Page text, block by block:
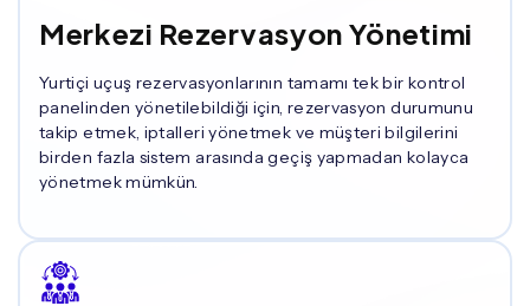
Merkezi Rezervasyon Yönetimi
Yurtiçi uçuş rezervasyonlarının tamamı tek bir kontrol
panelinden yönetilebildiği için, rezervasyon durumunu
takip etmek, iptalleri yönetmek ve müşteri bilgilerini
birden fazla sistem arasında geçiş yapmadan kolayca
yönetmek mümkün.